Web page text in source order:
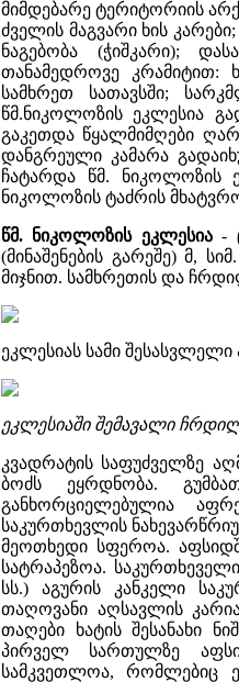
მიმდებარე ტერიტორიის
ძველის მაგვარი ხის
ნაგებობა (ჭიშკარი);
თანამედროვე კრამიტით:
სამხრეთ სათავსში;
წმ.ნიკოლოზის ეკლესია
გაკეთდა წყალმიმღები
დანგრეული კამარა
ჩატარდა წმ. ნიკოლოზის
ნიკოლოზის ტაძრის
წმ. ნიკოლოზის ეკლესია-
(მინაშენების გარეშე) მ,
მიჯნით. სამხრეთის და
ეკლესიას სამი
ეკლესიაში შემავალი
კვადრატის საფუძველზე
ბოძს ეყრდნობა.
განხორციელებულია
საკურთხევლის
მეოთხედი სფეროა.
სატრაპეზოა.
სს.) აგურის კანკელი
თაღოვანი აღსავლის
თაღები ხატის შესანახი
პირველ სართულზე
სამკვეთლოა, რომლებიც